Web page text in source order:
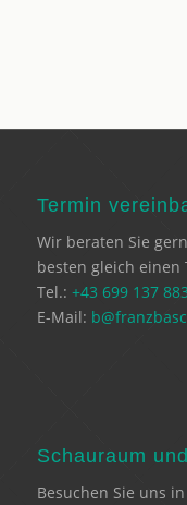
Termin
Wir beraten Sie
besten gleich
Tel.: +43 699 137
E-Mail:
Schauraum
Besuchen Sie uns